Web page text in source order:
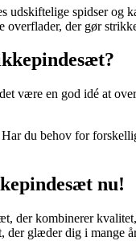
udskiftelige spidser
overflader, der gør
være en god idé at
du behov for
nu!
der kombinerer
glæder dig i mange